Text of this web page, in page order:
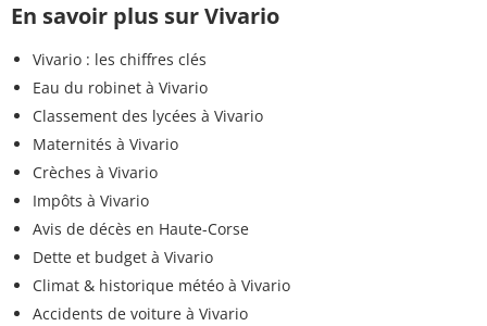
En savoir plus sur Vivario
Vivario : les chiffres clés
Eau du robinet à Vivario
Classement des lycées à Vivario
Maternités à Vivario
Crèches à Vivario
Impôts à Vivario
Avis de décès en Haute-Corse
Dette et budget à Vivario
Climat & historique météo à Vivario
Accidents de voiture à Vivario